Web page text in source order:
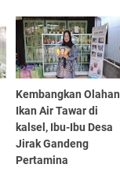
Kembangkan Olahan
Ikan Air Tawar di
kalsel, Ibu-Ibu Desa
Jirak Gandeng
Pertamina